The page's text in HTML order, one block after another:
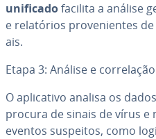
unificadofacilita a análise
e re­la­tó­rios pro­ve­ni­en­tes
ais.
Etapa 3: Análise e
O apli­ca­tivo analisa os
procura de sinais de vírus e
eventos suspeitos, como